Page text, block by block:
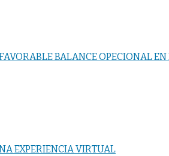
BALANCE OPECIONAL
EXPERIENCIA VIRTUAL